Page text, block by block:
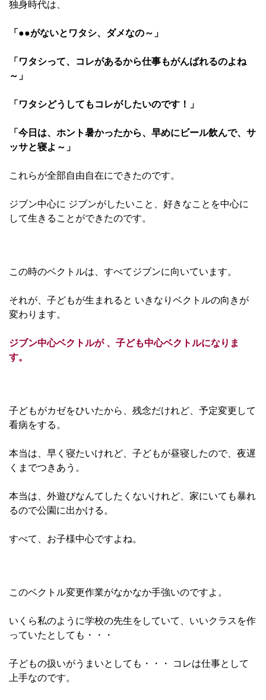
独身時代は、
「●●がないとワタシ、ダメなの～」
「ワタシって、コレがあるから仕事もがんばれるのよね
～」
「ワタシどうしてもコレがしたいのです！」
「今日は、ホント暑かったから、早めにビール飲んで、サ
ッサと寝よ～」
これらが全部自由自在にできたのです。
ジブン中心に ジブンがしたいこと、好きなことを中心に
して生きることができたのです。
この時のベクトルは、すべてジブンに向いています。
それが、子どもが生まれると いきなりベクトルの向きが
変わります。
ジブン中心ベクトルが 、子ども中心ベクトルになりま
す。
子どもがカゼをひいたから、残念だけれど、予定変更して
看病をする。
本当は、早く寝たいけれど、子どもが昼寝したので、夜遅
くまでつきあう。
本当は、外遊びなんてしたくないけれど、家にいても暴れ
るので公園に出かける。
すべて、お子様中心ですよね。
このベクトル変更作業がなかなか手強いのですよ。
いくら私のように学校の先生をしていて、いいクラスを作
っていたとしても・・・
子どもの扱いがうまいとしても・・・ コレは仕事として
上手なのです。